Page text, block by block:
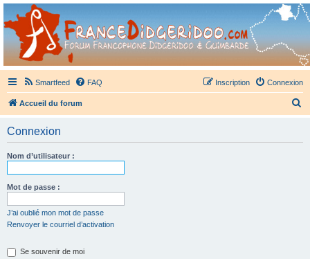
France Didgeridoo
Didgeridoo et Guimbarde sur France Didgeridoo - retrouvez la communauté.
Smartfeed FAQ Connexion
Inscription
Accueil du forum
Connexion
Nom d’utilisateur :
Mot de passe :
J’ai oublié mon mot de passe
Renvoyer le courriel d’activation
Se souvenir de moi